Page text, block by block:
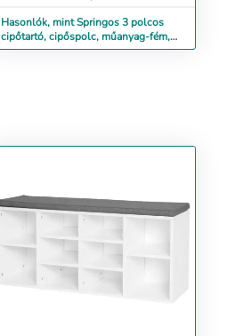
Hasonlók, mint Springos 3 polcos
cipőtartó, cipőspolc, műanyag-fém,
fekete